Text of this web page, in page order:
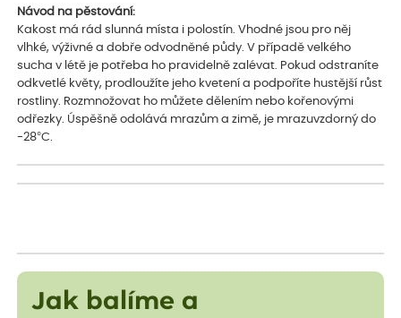
Návod na pěstování:
Kakost má rád slunná místa i polostín. Vhodné jsou pro něj
vlhké, výživné a dobře odvodněné půdy. V případě velkého
sucha v létě je potřeba ho pravidelně zalévat. Pokud odstraníte
odkvetlé květy, prodloužíte jeho kvetení a podpoříte hustější růst
rostliny. Rozmnožovat ho můžete dělením nebo kořenovými
odřezky. Úspěšně odolává mrazům a zimě, je mrazuvzdorný do
-28°C.
Jak balíme a